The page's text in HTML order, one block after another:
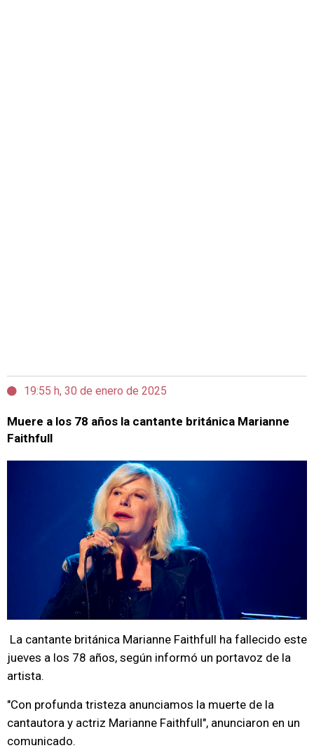
19:55 h, 30 de enero de 2025
Muere a los 78 años la cantante británica Marianne
Faithfull
La cantante británica Marianne Faithfull ha fallecido este
jueves a los 78 años, según informó un portavoz de la
artista.
"Con profunda tristeza anunciamos la muerte de la
cantautora y actriz Marianne Faithfull", anunciaron en un
comunicado.